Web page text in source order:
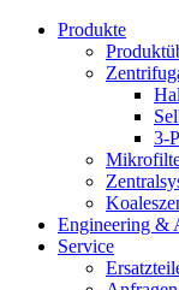
Produkte
3-
Engineering &
Service